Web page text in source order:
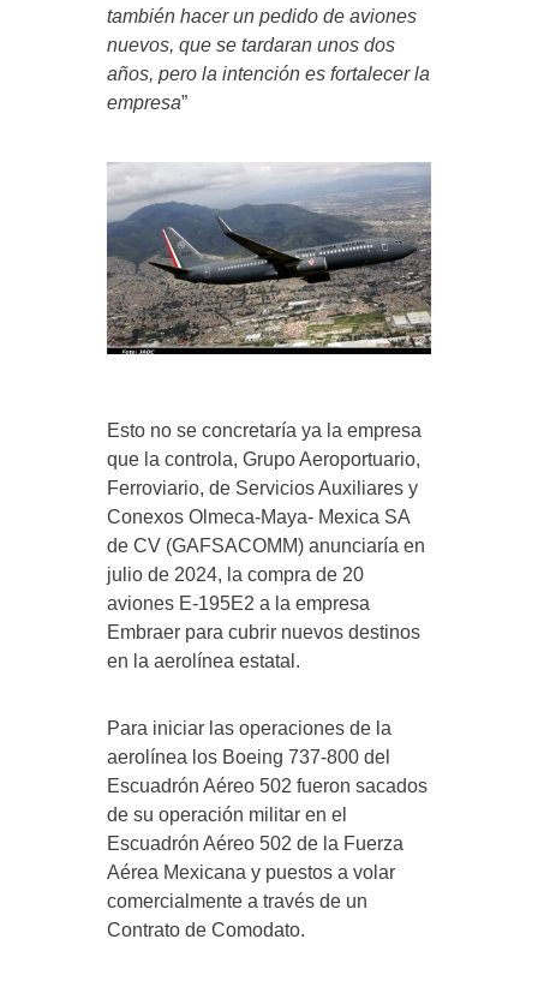
también hacer un pedido de aviones
nuevos, que se tardaran unos dos
años, pero la intención es fortalecer la
empresa”
Esto no se concretaría ya la empresa
que la controla, Grupo Aeroportuario,
Ferroviario, de Servicios Auxiliares y
Conexos Olmeca-Maya- Mexica SA
de CV (GAFSACOMM) anunciaría en
julio de 2024, la compra de 20
aviones E-195E2 a la empresa
Embraer para cubrir nuevos destinos
en la aerolínea estatal.
Para iniciar las operaciones de la
aerolínea los Boeing 737-800 del
Escuadrón Aéreo 502 fueron sacados
de su operación militar en el
Escuadrón Aéreo 502 de la Fuerza
Aérea Mexicana y puestos a volar
comercialmente a través de un
Contrato de Comodato.